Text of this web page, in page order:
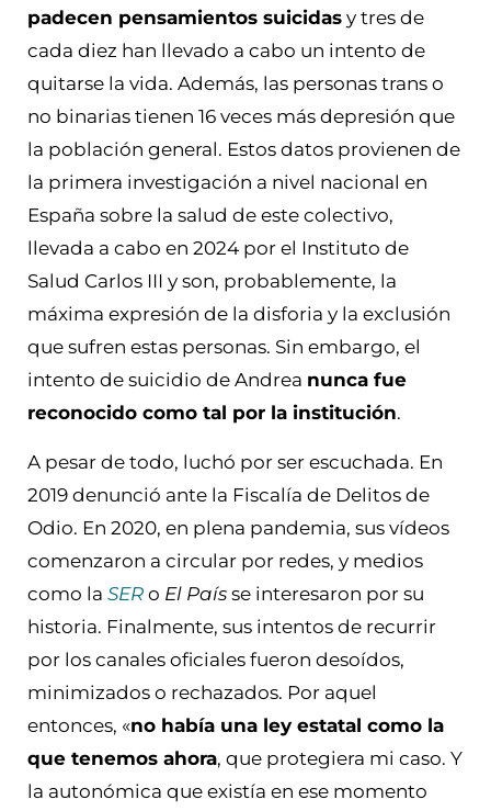
padecen pensamientos suicidas y tres de
cada diez han llevado a cabo un intento de
quitarse la vida. Además, las personas trans o
no binarias tienen 16 veces más depresión que
la población general. Estos datos provienen de
la primera investigación a nivel nacional en
España sobre la salud de este colectivo,
llevada a cabo en 2024 por el Instituto de
Salud Carlos III y son, probablemente, la
máxima expresión de la disforia y la exclusión
que sufren estas personas. Sin embargo, el
intento de suicidio de Andrea nunca fue
reconocido como tal por la institución.
A pesar de todo, luchó por ser escuchada. En
2019 denunció ante la Fiscalía de Delitos de
Odio. En 2020, en plena pandemia, sus vídeos
comenzaron a circular por redes, y medios
como la SER o El País se interesaron por su
historia. Finalmente, sus intentos de recurrir
por los canales oficiales fueron desoídos,
minimizados o rechazados. Por aquel
entonces, «no había una ley estatal como la
que tenemos ahora, que protegiera mi caso. Y
la autonómica que existía en ese momento